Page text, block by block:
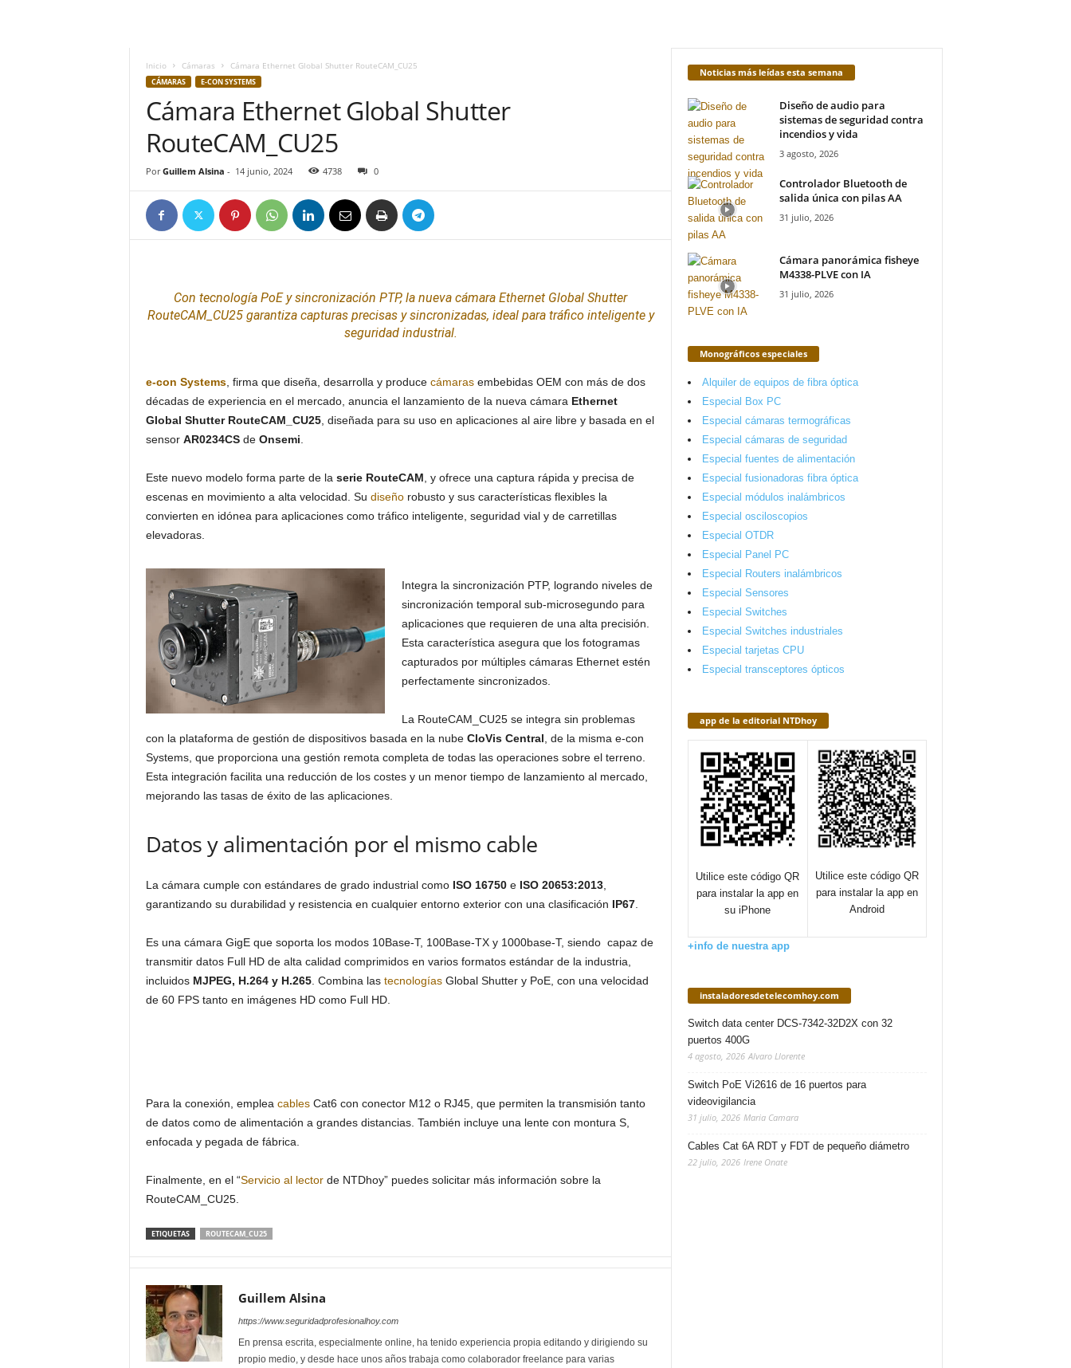
y
Inicio Cámaras Cámara Ethernet Global Shutter RouteCAM_CU25
CÁMARAS E-CON SYSTEMS
Cámara Ethernet Global Shutter
RouteCAM_CU25
Por Guillem Alsina - 14 junio, 2024 4738 0
Con tecnología PoE y sincronización PTP, la nueva cámara Ethernet Global Shutter
RouteCAM_CU25 garantiza capturas precisas y sincronizadas, ideal para tráfico inteligente y
seguridad industrial.
e-con Systems, firma que diseña, desarrolla y produce cámarasembebidas OEM con más de dos
décadas de experiencia en el mercado, anuncia el lanzamiento de la nueva cámara Ethernet
Global Shutter RouteCAM_CU25, diseñada para su uso en aplicaciones al aire libre y basada en el
sensor AR0234CSde Onsemi
Este nuevo modelo forma parte de la serie RouteCAM , y ofrece una captura rápida y precisa de
escenas en movimiento a alta velocidad. Su diseñorobusto y sus características flexibles la
convierten en idónea para aplicaciones como tráfico inteligente, seguridad vial y de carretillas
elevadoras.
Integra la sincronización PTP, logrando niveles de
sincronización temporal sub-microsegundo para
aplicaciones que requieren de una alta precisión.
Esta característica asegura que los fotogramas
capturados por múltiples cámaras Ethernet estén
perfectamente sincronizados.
La RouteCAM_CU25 se integra sin problemas
con la plataforma de gestión de dispositivos basada en la nube CloVis Central , de la misma e-con
Systems, que proporciona una gestión remota completa de todas las operaciones sobre el terreno.
Esta integración facilita una reducción de los costes y un menor tiempo de lanzamiento al mercado,
mejorando las tasas de éxito de las aplicaciones.
Datos y alimentación por el mismo cable
La cámara cumple con estándares de grado industrial como ISO 16750e ISO 20653:2013,
garantizando su durabilidad y resistencia en cualquier entorno exterior con una clasificación IP67.
Es una cámara GigE que soporta los modos 10Base-T, 100Base-TX y 1000base-T, siendo capaz de
transmitir datos Full HD de alta calidad comprimidos en varios formatos estándar de la industria,
incluidos MJPEG, H.264 y H.265. Combina las tecnologíasGlobal Shutter y PoE, con una velocidad
de 60 FPS tanto en imágenes HD como Full HD.
Para la conexión, emplea cablesCat6 con conector M12 o RJ45, que permiten la transmisión tanto
de datos como de alimentación a grandes distancias. También incluye una lente con montura S,
enfocada y pegada de fábrica.
Finalmente, en el “Servicio al lectorde NTDhoy” puedes solicitar más información sobre la
RouteCAM_CU25.
ETIQUETAS ROUTECAM_CU25
Guillem Alsina
https://www.seguridadprofesionalhoy.com
En prensa escrita, especialmente online, ha tenido experiencia propia editando y dirigiendo su
propio medio, y desde hace unos años trabaja como colaborador freelance para varias
Noticias más leídas esta semana
Diseño de audio para
sistemas de seguridad contra
incendios y vida
3 agosto, 2026
Controlador Bluetooth de
salida única con pilas AA
31 julio, 2026
Cámara panorámica fisheye
M4338-PLVE con IA
31 julio, 2026
Monográficos especiales
Alquiler de equipos de fibra óptica
Especial Box PC
Especial cámaras termográficas
Especial cámaras de seguridad
Especial fuentes de alimentación
Especial fusionadoras fibra óptica
Especial módulos inalámbricos
Especial osciloscopios
Especial OTDR
Especial Panel PC
Especial Routers inalámbricos
Especial Sensores
Especial Switches
Especial Switches industriales
Especial tarjetas CPU
Especial transceptores ópticos
app de la editorial NTDhoy
Utilice este código QR
para instalar la app en
su iPhone
Utilice este código QR
para instalar la app en
Android
+info de nuestra app
instaladoresdetelecomhoy.com
Switch data center DCS-7342-32D2X con 32
puertos 400G
4 agosto, 2026 Alvaro Llorente
Switch PoE Vi2616 de 16 puertos para
videovigilancia
31 julio, 2026 Maria Camara
Cables Cat 6A RDT y FDT de pequeño diámetro
22 julio, 2026 Irene Onate